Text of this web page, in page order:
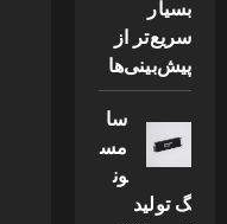
بسیار
سریع‌تر از
پیش‌بینی‌ها
سا
مس
ون
گ تولید